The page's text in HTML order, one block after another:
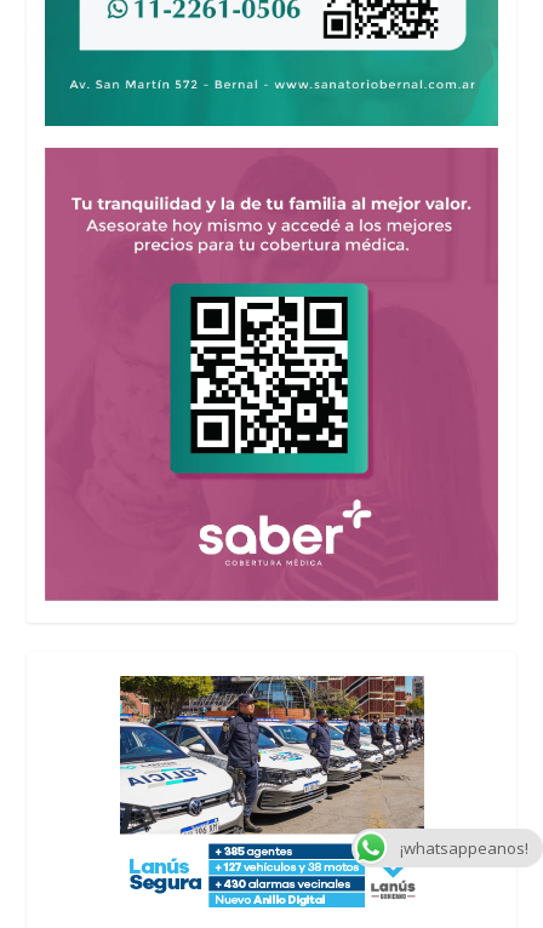
¡whatsappeanos!